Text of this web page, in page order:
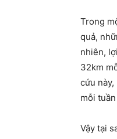
Trong
quả,
nhiên,
32km
cứu
mỗi
Vậy tại